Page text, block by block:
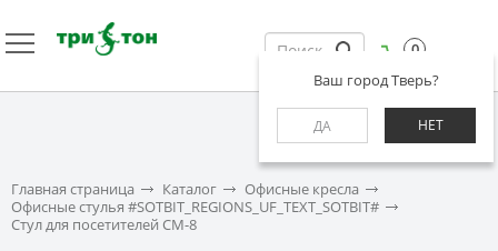
Ваш город Тверь?
ДА НЕТ
0
Главная страница Каталог
Офисные кресла
Офисные стулья #SOTBIT_REGIONS_UF_TEXT_SOTBIT#
Стул для посетителей СМ-8